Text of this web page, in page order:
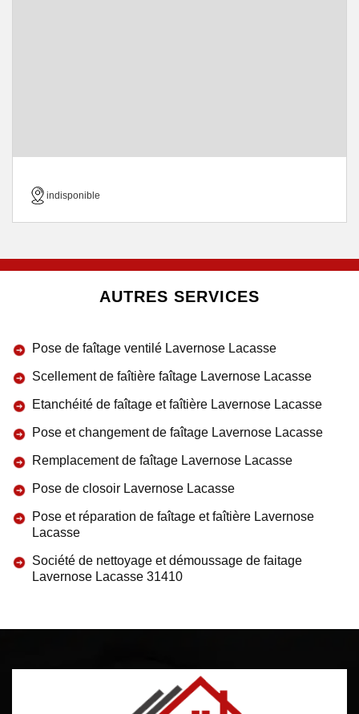
indisponible
AUTRES SERVICES
Pose de faîtage ventilé Lavernose Lacasse
Scellement de faîtière faîtage Lavernose Lacasse
Etanchéité de faîtage et faîtière Lavernose Lacasse
Pose et changement de faîtage Lavernose Lacasse
Remplacement de faîtage Lavernose Lacasse
Pose de closoir Lavernose Lacasse
Pose et réparation de faîtage et faîtière Lavernose
Lacasse
Société de nettoyage et démoussage de faitage
Lavernose Lacasse 31410